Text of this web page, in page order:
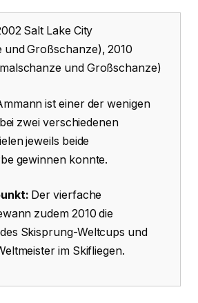
Salt Lake City
Großschanze), 2010
und Großschanze)
ist einer der wenigen
zwei verschiedenen
jeweils beide
gewinnen konnte.
Der vierfache
zudem 2010 die
Skisprung-Weltcups und
im Skifliegen.